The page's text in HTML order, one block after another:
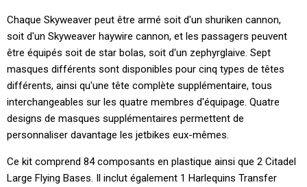
Chaque Skyweaver peut être armé soit d'un shuriken cannon,
soit d'un Skyweaver haywire cannon, et les passagers peuvent
être équipés soit de star bolas, soit d'un zephyrglaive. Sept
masques différents sont disponibles pour cinq types de têtes
différents, ainsi qu'une tête complète supplémentaire, tous
interchangeables sur les quatre membres d'équipage. Quatre
designs de masques supplémentaires permettent de
personnaliser davantage les jetbikes eux-mêmes.
Ce kit comprend 84 composants en plastique ainsi que 2 Citadel
Large Flying Bases. Il inclut également 1 Harlequins Transfer